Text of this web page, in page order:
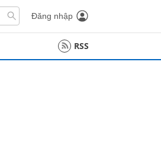
Đăng nhập
RSS